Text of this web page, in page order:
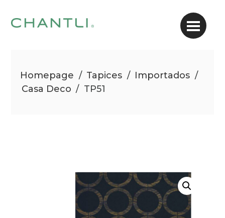
Homepage / Tapices / Importados /
Casa Deco / TP51